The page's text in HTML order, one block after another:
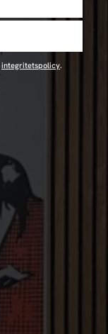
integritetspolicy.